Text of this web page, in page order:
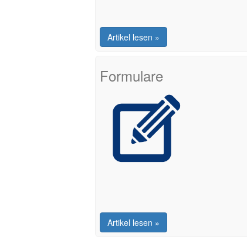
Artikel lesen »
Formulare
Artikel lesen »